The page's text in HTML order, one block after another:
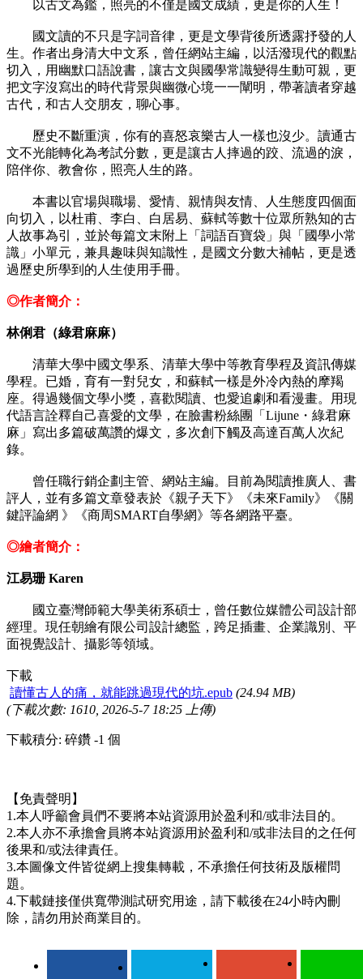
以古文為鑑，照亮的不僅是國文成績，更是你的人生！
國文讀的不只是字詞音律，更是文學背後所透露抒發的人
生。作者出身清大中文系，曾任網站主編，以活潑現代的觀點
切入，用幽默口語說書，讓古文與國學常識變得生動可親，更
把文字沒寫出的時代背景與幽微心境一一闡明，帶著讀者穿越
古代，和古人交朋友，聊心事。
歷史不斷重演，你有的喜怒哀樂古人一樣也沒少。讀通古
文不光能轉化為考試分數，更是讓古人摔過的跤、流過的淚，
陪伴你、教會你，照亮人生的路。
本書以官場與職場、愛情、親情與友情、人生態度四個面
向切入，以杜甫、李白、白居易、蘇軾等數十位眾所熟知的古
人故事為引，並於每篇文末附上「詞語百寶袋」與「國學小常
識」小單元，兼具趣味與知識性，是國文分數大補帖，更是透
過歷史所學到的人生使用手冊。
◎作者簡介：
林俐君（綠君麻麻）
清華大學中國文學系、清華大學中等教育學程及資訊傳媒
學程。已婚，育有一對兒女，和蘇軾一樣是外冷內熱的摩羯
座。得過幾個文學小獎，喜歡閱讀、也愛追劇和看漫畫。用現
代語言詮釋自己喜愛的文學，在臉書粉絲團「Lijune・綠君麻
麻」寫出多篇破萬讚的爆文，多次創下觸及高達百萬人次紀
錄。
曾任職行銷企劃主管、網站主編。目前為閱讀推廣人、書
評人，並有多篇文章發表於《親子天下》《未來Family》《關
鍵評論網 》《商周SMART自學網》等各網路平臺。
◎繪者簡介：
江易珊 Karen
國立臺灣師範大學美術系碩士，曾任數位媒體公司設計部
經理。現任朝繪有限公司設計總監，跨足插畫、企業識別、平
面視覺設計、攝影等領域。
下載
讀懂古人的痛，就能跳過現代的坑.epub (24.94 MB)
(下載次數: 1610, 2026-5-7 18:25 上傳)
下載積分: 碎鑽 -1 個
【免責聲明】
1.本人呼籲會員們不要將本站資源用於盈利和/或非法目的。
2.本人亦不承擔會員將本站資源用於盈利和/或非法目的之任何
後果和/或法律責任。
3.本圖像文件皆從網上搜集轉載，不承擔任何技術及版權問
題。
4.下載鏈接僅供寬帶測試研究用途，請下載後在24小時內刪
除，請勿用於商業目的。